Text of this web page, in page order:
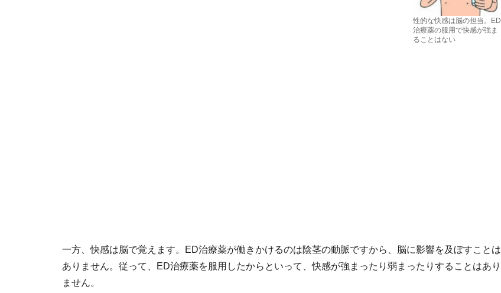
性的な快感は脳の担当。ED
治療薬の服用で快感が強ま
ることはない
一方、快感は脳で覚えます。ED治療薬が働きかけるのは陰茎の動脈ですから、脳に影響を及ぼすことは
ありません。従って、ED治療薬を服用したからといって、快感が強まったり弱まったりすることはあり
ません。